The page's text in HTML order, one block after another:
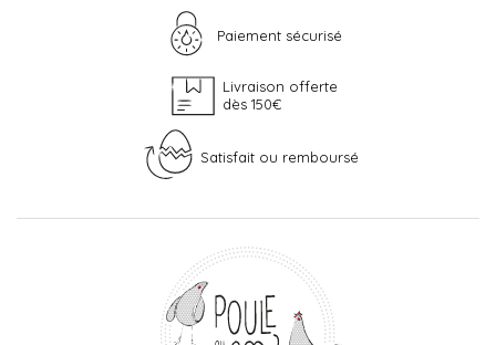
Paiement sécurisé
Livraison offerte
dès 150€
Satisfait ou remboursé